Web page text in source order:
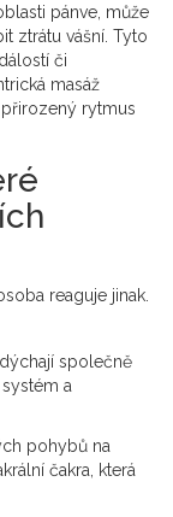
pánve, může
ztrátu vášní. Tyto
či
masáž
rytmus
reaguje jinak.
společně
a
pohybů na
čakra, která